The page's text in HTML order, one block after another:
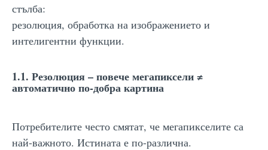
стълба:
резолюция, обработка на изображението и
интелигентни функции.
1.1. Резолюция – повече мегапиксели ≠
автоматично по-добра картина
Потребителите често смятат, че мегапикселите са
най-важното. Истината е по-различна.